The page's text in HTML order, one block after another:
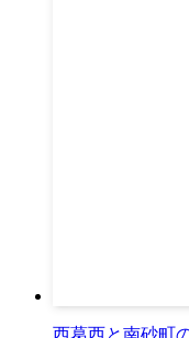
西葛西と南砂町